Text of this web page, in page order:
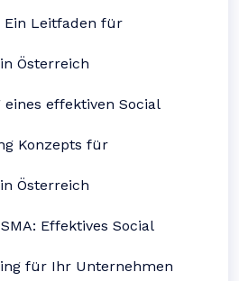
Ein Leitfaden für
Österreich
eines effektiven Social
Konzepts für
Österreich
Effektives Social
für Ihr Unternehmen